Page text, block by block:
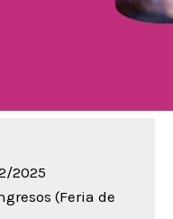
2025
(Feria de